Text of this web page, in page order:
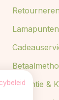
Retourneren
Garantie &